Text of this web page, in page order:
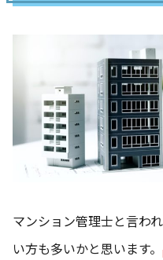
マンション管理士と言われ
い方も多いかと思います。